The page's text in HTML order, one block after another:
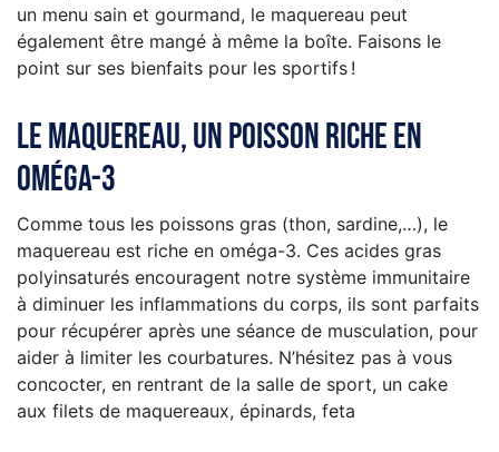
un menu sain et gourmand, le maquereau peut
également être mangé à même la boîte. Faisons le
point sur ses bienfaits pour les sportifs !
Le maquereau, un poisson riche en
Oméga-3
Comme tous les poissons gras (thon, sardine,…), le
maquereau est riche en oméga-3. Ces acides gras
polyinsaturés encouragent notre système immunitaire
à diminuer les inflammations du corps, ils sont parfaits
pour récupérer après une séance de musculation, pour
aider à limiter les courbatures. N’hésitez pas à vous
concocter, en rentrant de la salle de sport, un cake
aux filets de maquereaux, épinards, feta